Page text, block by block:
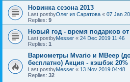
Новинка сезона 2013
Last postbyОлег из Саратова « 07 Jan
Replies: 9
Новый год - время подарков
Last postbyMesser « 24 Dec 2019 11:46
Replies: 1
Вариометры Mvario и MBeep
бесплатно) Акция - кэшбэк 20%
Last postbyMesser « 13 Nov 2019 04:48
Replies: 32